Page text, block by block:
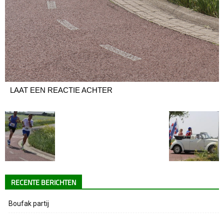
LAAT EEN REACTIE ACHTER
RECENTE BERICHTEN
Boufak partij